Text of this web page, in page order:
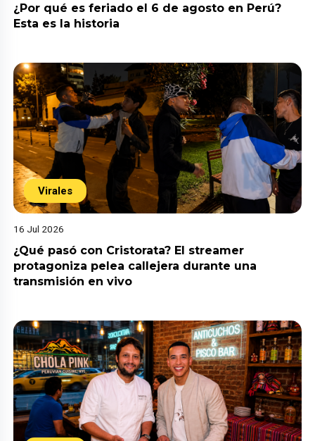
¿Por qué es feriado el 6 de agosto en Perú?
Esta es la historia
Virales
16 Jul 2026
¿Qué pasó con Cristorata? El streamer
protagoniza pelea callejera durante una
transmisión en vivo